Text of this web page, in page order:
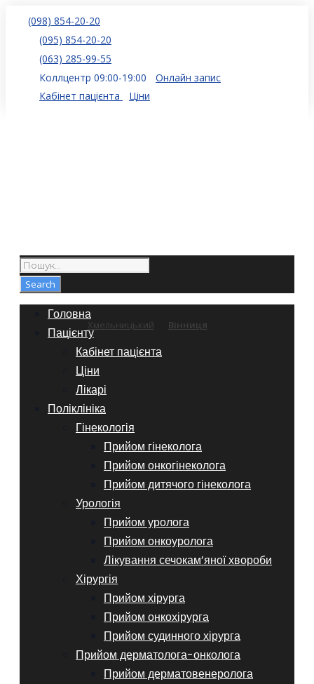
(098) 854-20-20
(095) 854-20-20
(063) 285-99-55
Коллцентр 09:00-19:00
Онлайн запис
Кабінет пацієнта
Ціни
Хмельницький Вінниця
Головна
Пацієнту
Кабінет пацієнта
Ціни
Лікарі
Поліклініка
Гінекологія
Прийом гінеколога
Прийом онкогінеколога
Прийом дитячого гінеколога
Урологія
Прийом уролога
Прийом онкоуролога
Лікування сечокам’яної хвороби
Хірургія
Прийом хірурга
Прийом онкохірурга
Прийом судинного хірурга
Прийом дерматолога-онколога
Прийом дерматовенеролога